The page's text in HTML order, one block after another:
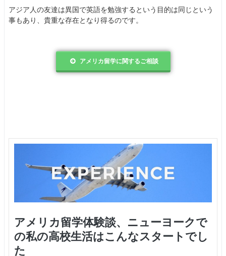
アジア人の友達は異国で英語を勉強するという目的は同じという
事もあり、貴重な存在となり得るのです。
アメリカ留学に関するご相談